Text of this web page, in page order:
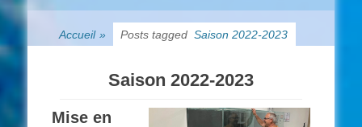
Accueil » Posts tagged Saison 2022-2023
Saison 2022-2023
Mise en